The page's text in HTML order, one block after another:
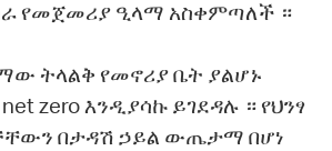
የመጀመሪያ ዒላማ አስቀምጣለች ።
ትላልቅ የመኖሪያ ቤት ያልሆኑ
zero እንዲያሳኩ ይገደዳሉ ። የህንፃ
በታዳሽ ኃይል ውጤታማ በሆነ